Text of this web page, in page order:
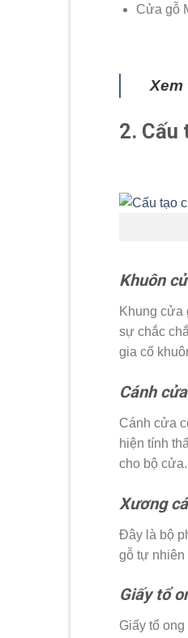
Cửa gỗ
Xem
2. Cấu
Khuôn
Khung cửa
sự chắc
gia cố
Cánh cửa
Cánh cửa
hiện tính
cho bộ cửa.
Xương
Đây là bộ
gỗ tự
Giấy tổ
Giấy tổ